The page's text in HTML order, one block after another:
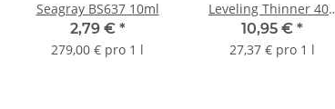
Seagray BS637 10ml
2,79 € *
279,00 € pro 1 l
Leveling Thinner 400
ml
10,95 € *
27,37 € pro 1 l